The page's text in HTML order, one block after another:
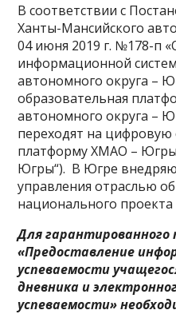
В соответствии с
Ханты-Мансийского
04 июня 2019 г. №178-п
информационной
автономного округа –
образовательная
автономного округа –
переходят на
платформу ХМАО –
Югры“). В Югре
управления отраслью
национального
Для гарантированного
«Предоставление
успеваемости
дневника и
успеваемости»